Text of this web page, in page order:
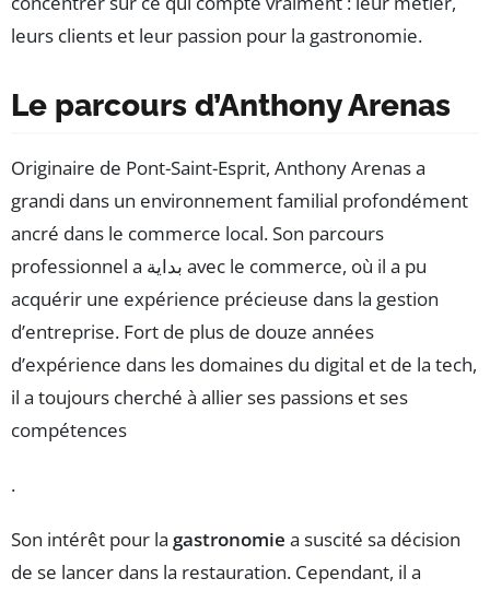
leurs clients et leur passion pour la gastronomie.
Le parcours d’Anthony Arenas
Originaire de Pont-Saint-Esprit, Anthony Arenas a
grandi dans un environnement familial profondément
ancré dans le commerce local. Son parcours
professionnel a بداية avec le commerce, où il a pu
acquérir une expérience précieuse dans la gestion
d’entreprise. Fort de plus de douze années
d’expérience dans les domaines du digital et de la tech,
il a toujours cherché à allier ses passions et ses
compétences
.
Son intérêt pour la gastronomie a suscité sa décision
de se lancer dans la restauration. Cependant, il a